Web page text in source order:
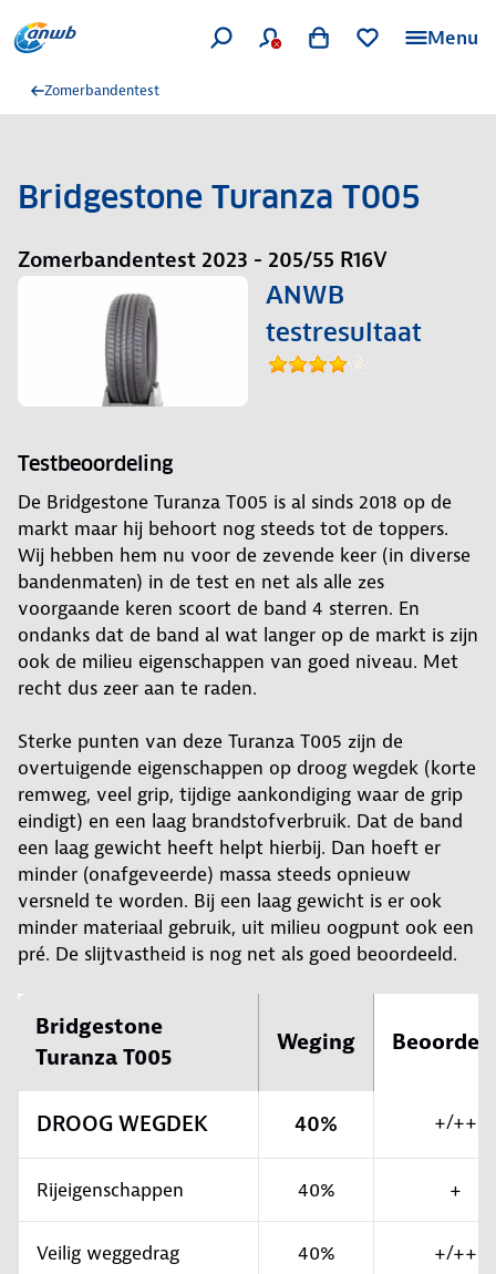
Menu
Zomerbandentest
Bridgestone Turanza T005
Zomerbandentest 2023 - 205/55 R16V
ANWB
testresultaat
Testbeoordeling
De Bridgestone Turanza T005 is al sinds 2018 op de
markt maar hij behoort nog steeds tot de toppers.
Wij hebben hem nu voor de zevende keer (in diverse
bandenmaten) in de test en net als alle zes
voorgaande keren scoort de band 4 sterren. En
ondanks dat de band al wat langer op de markt is zijn
ook de milieu eigenschappen van goed niveau. Met
recht dus zeer aan te raden.
Sterke punten van deze Turanza T005 zijn de
overtuigende eigenschappen op droog wegdek (korte
remweg, veel grip, tijdige aankondiging waar de grip
eindigt) en een laag brandstofverbruik. Dat de band
een laag gewicht heeft helpt hierbij. Dan hoeft er
minder (onafgeveerde) massa steeds opnieuw
versneld te worden. Bij een laag gewicht is er ook
minder materiaal gebruik, uit milieu oogpunt ook een
pré. De slijtvastheid is nog net als goed beoordeeld.
Bridgestone
Turanza T005
Weging
DROOG WEGDEK 40% +/++
Rijeigenschappen 40% +
Veilig weggedrag 40% +/++